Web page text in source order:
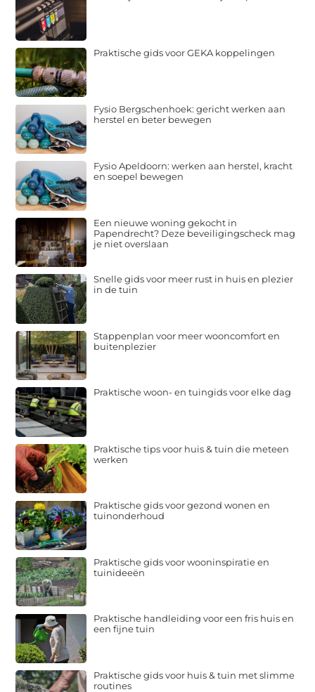
Praktische gids voor GEKA koppelingen
Fysio Bergschenhoek: gericht werken aan
herstel en beter bewegen
Fysio Apeldoorn: werken aan herstel, kracht
en soepel bewegen
Een nieuwe woning gekocht in
Papendrecht? Deze beveiligingscheck mag
je niet overslaan
Snelle gids voor meer rust in huis en plezier
in de tuin
Stappenplan voor meer wooncomfort en
buitenplezier
Praktische woon- en tuingids voor elke dag
Praktische tips voor huis & tuin die meteen
werken
Praktische gids voor gezond wonen en
tuinonderhoud
Praktische gids voor wooninspiratie en
tuinideeën
Praktische handleiding voor een fris huis en
een fijne tuin
Praktische gids voor huis & tuin met slimme
routines